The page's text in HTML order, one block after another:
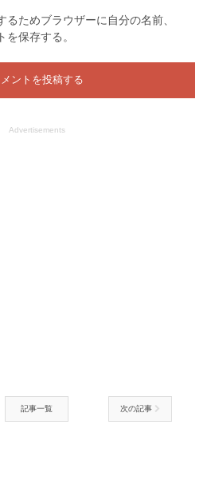
るためブラウザーに自分の名前、
を保存する。
Advertisements
記事一覧 次の記事